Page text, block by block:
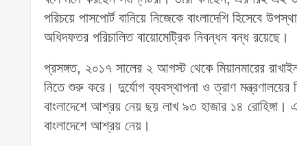
পরিচয়ে পাসপোর্ট বানিয়ে নিজেকে বাংলাদেশি হিসেবে
অধিদফতর পরিচালিত বায়োমেট্রিক নিবন্ধন বন্ধ রয়েছে।
প্রসঙ্গত, ২০১৭ সালের ২ আগস্ট থেকে মিয়ানমারের
নিতে শুরু করে। দুর্যোগ ব্যবস্থাপনা ও ত্রাণ
বাংলাদেশে আশ্রয় নেয় ছয় লাখ ৯৩ হাজার ১৪ রোহিঙ্গা।
বাংলাদেশে আশ্রয় নেয়।